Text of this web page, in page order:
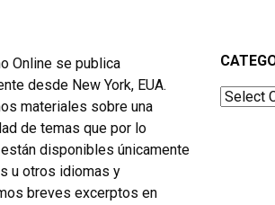
Online se publica
desde New York, EUA.
materiales sobre una
de temas que por lo
disponibles únicamente
u otros idiomas y
breves excerptos en